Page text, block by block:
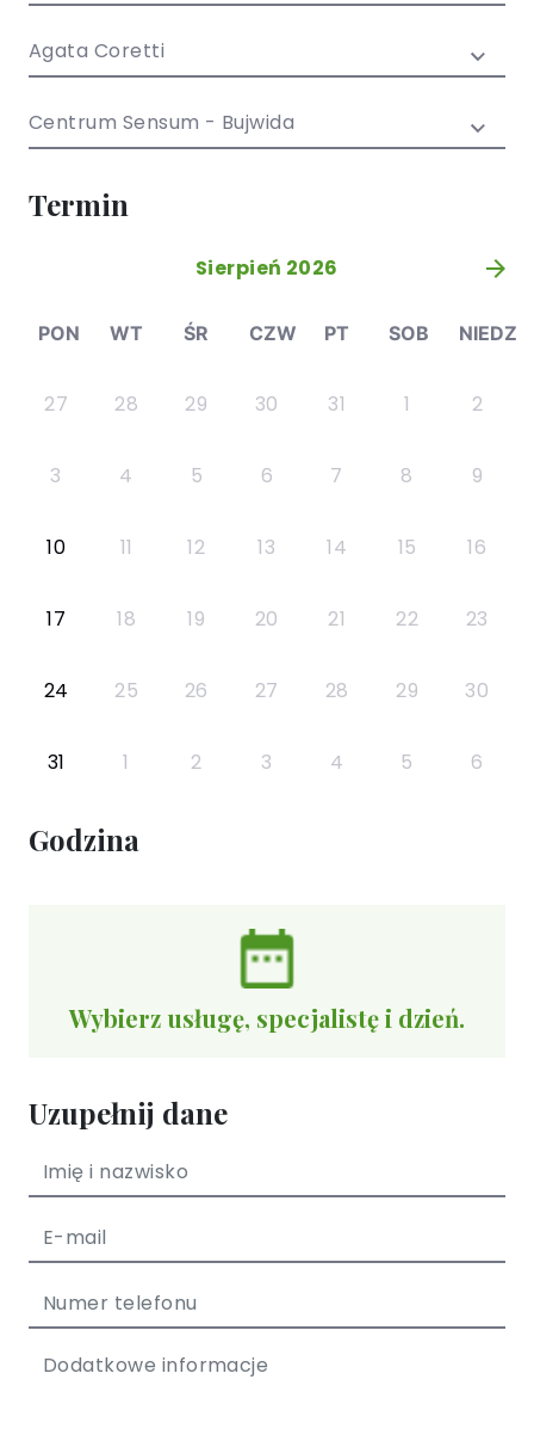
młodzieży
Agata Coretti
Centrum Sensum - Bujwida
Termin
Sierpień 2026 »
PON WT ŚR CZW PT SOB NIEDZ
27 28 29 30 31 1 2
3 4 5 6 7 8 9
10 11 12 13 14 15 16
17 18 19 20 21 22 23
24 25 26 27 28 29 30
31 1 2 3 4 5 6
Godzina
Wybierz usługę, specjalistę i dzień.
Uzupełnij dane